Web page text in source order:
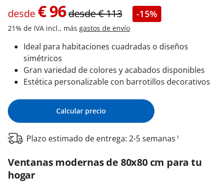
desde €96desde€113 -15%
21% de IVA incl., más gastos de envío
Ideal para habitaciones cuadradas o diseños
simétricos
Gran variedad de colores y acabados disponibles
Estética personalizable con barrotillos decorativos
Calcular precio
Plazo estimado de entrega: 2-5 semanas 1
Ventanas modernas de 80x80 cm para tu
hogar